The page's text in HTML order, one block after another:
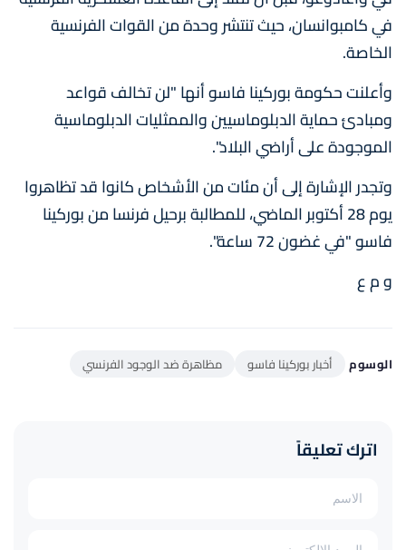
في كامبوانسان، حيث تنتشر وحدة من القوات الفرنسية
الخاصة.
وأعلنت حكومة بوركينا فاسو أنها "لن تخالف قواعد
ومبادئ حماية الدبلوماسيين والممثليات الدبلوماسية
الموجودة على أراضي البلاد".
وتجدر الإشارة إلى أن مئات من الأشخاص كانوا قد تظاهروا
يوم 28 أكتوبر الماضي، للمطالبة برحيل فرنسا من بوركينا
فاسو "في غضون 72 ساعة".
و م ع
الوسوم أخبار بوركينا فاسو مظاهرة ضد الوجود الفرنسي
اترك تعليقاً